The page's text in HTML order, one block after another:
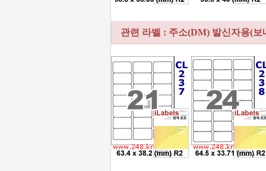
관련 라벨 : 주소(DM) 발신자용(보